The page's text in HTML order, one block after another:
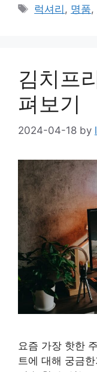
Tags
럭셔리 , 명품,
김치프
펴보기
2024-04-18 by
요즘 가장 핫한
트에 대해 궁금